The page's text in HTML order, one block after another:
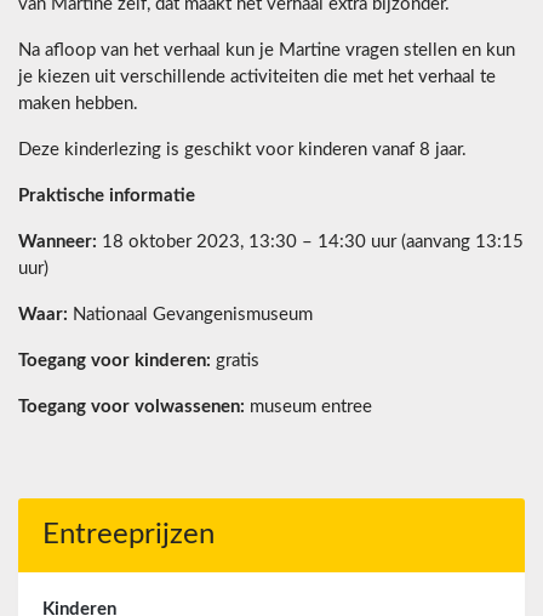
van Martine zelf, dat maakt het verhaal extra bijzonder.
Na afloop van het verhaal kun je Martine vragen stellen en kun
je kiezen uit verschillende activiteiten die met het verhaal te
maken hebben.
Deze kinderlezing is geschikt voor kinderen vanaf 8 jaar.
Praktische informatie
Wanneer: 18 oktober 2023, 13:30 – 14:30 uur (aanvang 13:15
uur)
Waar: Nationaal Gevangenismuseum
Toegang voor kinderen: gratis
Toegang voor volwassenen: museum entree
Entreeprijzen
Kinderen